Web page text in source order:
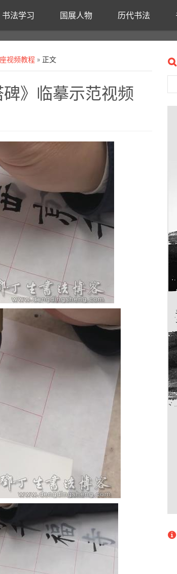
书法学习 国展人物 历代书法
视频教程 » 正文
碑》临摹示范视频